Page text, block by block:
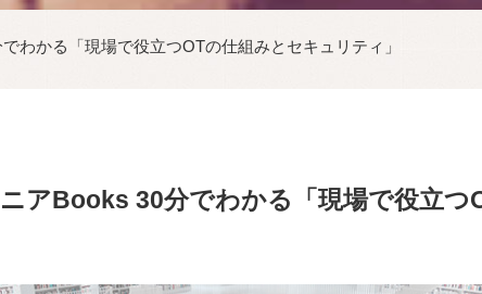
わかる「現場で役立つOTの仕組みとセキュリティ」
アBooks 30分でわかる「現場で役立つ